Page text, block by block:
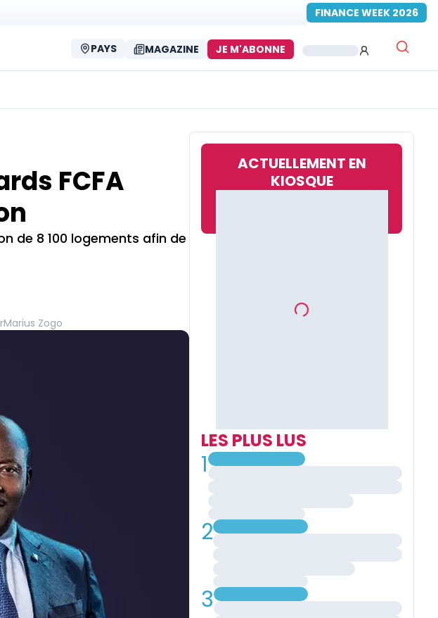
FINANCE WEEK 2026
PAYS MAGAZINE JE M'ABONNE
FCFA
de 8 100 logements afin de
Marius Zogo
ACTUELLEMENT EN
KIOSQUE
LES PLUS LUS
1
2
3